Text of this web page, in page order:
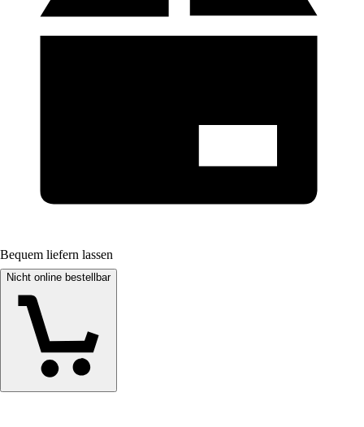
Bequem liefern lassen
Nicht online bestellbar